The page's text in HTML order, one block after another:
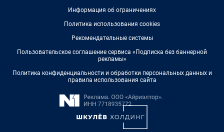
Информация об ограничениях
Политика использования cookies
Рекомендательные системы
Пользовательское соглашение сервиса «Подписка без баннерной
рекламы»
Политика конфиденциальности и обработки персональных данных и
правила использования сайта